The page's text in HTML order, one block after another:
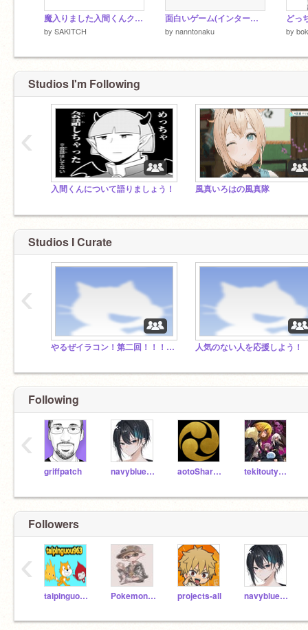
魔入りました入間くんクイズ！
by SAKITCH
面白いゲーム(インターネット)
by nanntonaku
どっ
by
Studios I'm Following
入間くんについて語りましょう！ 風真いろはの風真隊
‹
Studios I Curate
やるぜイラコン！第二回！！！！！！ 人気のない人を応援しよう！
‹
Following
griffpatch navyblue1004 aotoShard_block tekitoutyann
‹
Followers
taipinguou963 Pokemon-jktv projects-all navyblue1004
‹